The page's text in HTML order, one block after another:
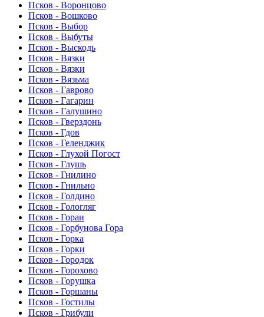
Псков - Воронцово
Псков - Вошково
Псков - Выбор
Псков - Выбуты
Псков - Выскодь
Псков - Вязки
Псков - Вязки
Псков - Вязьма
Псков - Гаврово
Псков - Гагарин
Псков - Галушино
Псков - Гверздонь
Псков - Гдов
Псков - Геленджик
Псков - Глухой Погост
Псков - Глушь
Псков - Гнилино
Псков - Гнильно
Псков - Голдино
Псков - Гологляг
Псков - Гораи
Псков - Горбунова Гора
Псков - Горка
Псков - Горки
Псков - Городок
Псков - Горохово
Псков - Горушка
Псков - Горшаны
Псков - Гостилы
Псков - Грибули